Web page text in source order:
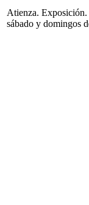
Atienza.
sábado y domingos